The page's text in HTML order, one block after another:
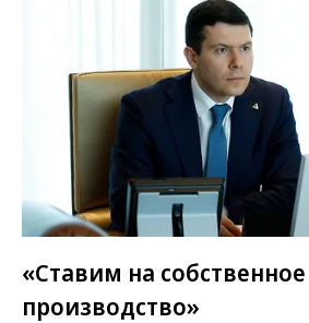
«Ставим на собственное
производство»